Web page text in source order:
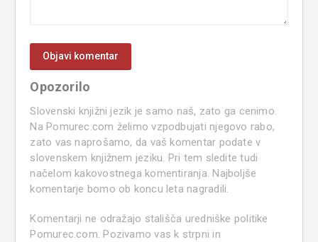
Opozorilo
Slovenski knjižni jezik je samo naš, zato ga cenimo.
Na Pomurec.com želimo vzpodbujati njegovo rabo,
zato vas naprošamo, da vaš komentar podate v
slovenskem knjižnem jeziku. Pri tem sledite tudi
načelom kakovostnega komentiranja. Najboljše
komentarje bomo ob koncu leta nagradili.
Komentarji ne odražajo stališča uredniške politike
Pomurec.com. Pozivamo vas k strpni in